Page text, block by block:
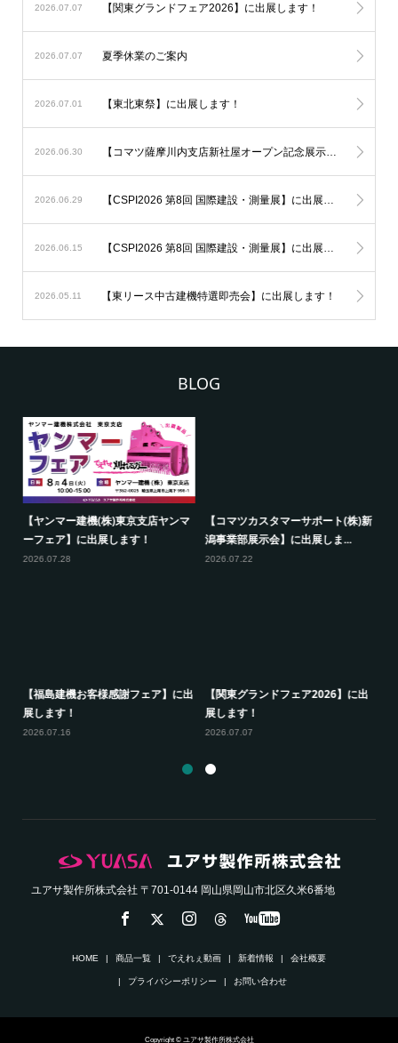
2026.07.07 【関東グランドフェア2026】に出展します！
2026.07.07 夏季休業のご案内
2026.07.01 【東北東祭】に出展します！
2026.06.30 【コマツ薩摩川内支店新社屋オープン記念展示会】に出展します！
2026.06.29
2026.06.15
2026.05.11 【東リース中古建機特選即売会】に出展します！
BLOG
【ヤンマー建機(株)東京支店ヤンマ
ーフェア】に出展します！
2026.07.28
【コマツカスタマーサポート(株)新
潟事業部展示会】に出展しま...
2026.07.22
【福島建機お客様感謝フェア】に出
展します！
2026.07.16
【関東グランドフェア2026】に出
展します！
2026.07.07
ユアサ製作所株式会社 〒701-0144 岡山県岡山市北区久米6番地
HOME 商品一覧 でえれぇ動画 新着情報 会社概要
プライバシーポリシー お問い合わせ
Copyright © ユアサ製作所株式会社